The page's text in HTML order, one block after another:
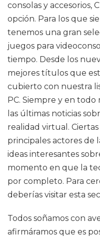
consolas y
opción. Para los que
tenemos una gran
juegos para
tiempo. Desde los
mejores títulos que
cubierto con nuestra
PC. Siempre y en
las últimas noticias
realidad virtual.
principales actores de
ideas interesantes
momento en que la
por completo. Para
deberías visitar esta
Todos soñamos con
afirmáramos que es